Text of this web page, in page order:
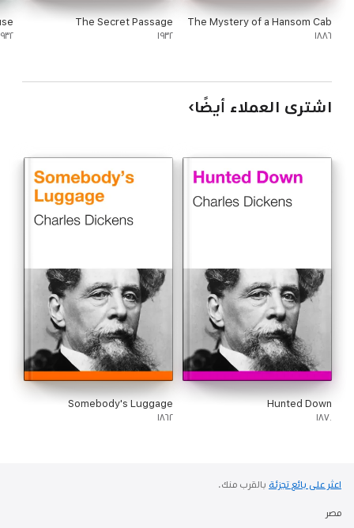
The Mystery of a Hansom Cab
١٨٨٦
The Secret Passage
١٩٣٢
اشترى العملاء أيضًا
Hunted Down
١٨٧٠
Somebody's Luggage
١٨٦٢
اعثر على بائع تجزئة بالقرب منك.
مصر